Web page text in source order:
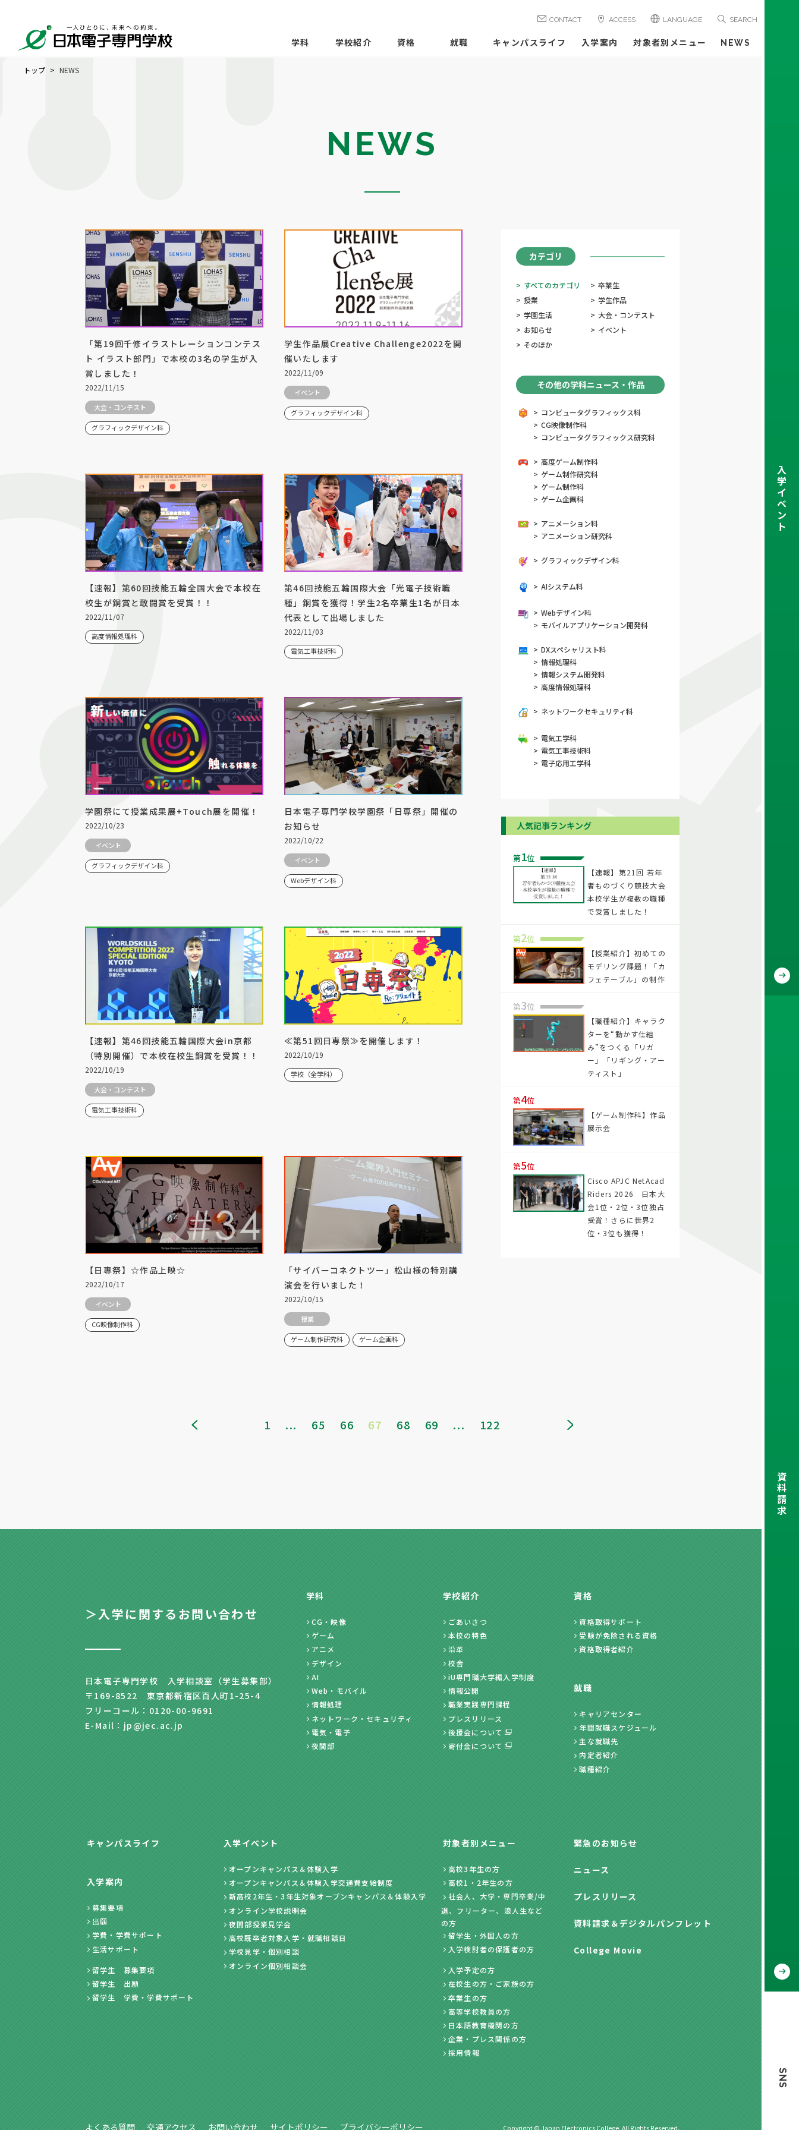
CONTACT ACCESS LANGUAGE SEARCH
学科 学校紹介 資格 就職 キャンパスライフ 入学案内 対象者別メニュー NEWS
トップ NEWS
NEWS
「第19回千修イラストレーションコンテス
ト イラスト部門」で本校の3名の学生が入
賞しました！
2022/11/15
大会・コンテスト
グラフィックデザイン科
学生作品展Creative Challenge2022を開
催いたします
2022/11/09
イベント
グラフィックデザイン科
【速報】第60回技能五輪全国大会で本校在
校生が銅賞と敢闘賞を受賞！！
2022/11/07
高度情報処理科
第46回技能五輪国際大会「光電子技術職
種」銅賞を獲得！学生2名卒業生1名が日本
代表として出場しました
2022/11/03
電気工事技術科
学園祭にて授業成果展+Touch展を開催！
2022/10/23
イベント
グラフィックデザイン科
日本電子専門学校学園祭「日専祭」開催の
お知らせ
2022/10/22
イベント
Webデザイン科
【速報】第46回技能五輪国際大会in京都
（特別開催）で本校在校生銅賞を受賞！！
2022/10/19
大会・コンテスト
電気工事技術科
≪第51回日専祭≫を開催します！
2022/10/19
学校（全学科）
【日專祭】☆作品上映☆
2022/10/17
イベント
CG映像制作科
「サイバーコネクトツー」松山様の特別講
演会を行いました！
2022/10/15
授業
ゲーム制作研究科 ゲーム企画科
1 ... 65 66 67 68 69 ... 122
カテゴリ
> すべてのカテゴリ > 卒業生
> 授業 > 学生作品
> 学園生活 > 大会・コンテスト
> お知らせ > イベント
> そのほか
その他の学科ニュース・作品
> コンピュータグラフィックス科
> CG映像制作科
> コンピュータグラフィックス研究科
> 高度ゲーム制作科
> ゲーム制作研究科
> ゲーム制作科
> ゲーム企画科
> アニメーション科
> アニメーション研究科
> グラフィックデザイン科
> AIシステム科
> Webデザイン科
> モバイルアプリケーション開発科
> DXスペシャリスト科
> 情報処理科
> 情報システム開発科
> 高度情報処理科
> ネットワークセキュリティ科
> 電気工学科
> 電気工事技術科
> 電子応用工学科
人気記事ランキング
第1位
【速報】第21回 若年
者ものづくり競技大会
本校学生が複数の職種
で受賞しました！
第2位
【授業紹介】初めての
モデリング課題！「カ
フェテーブル」の制作
第3位
【職種紹介】キャラク
ターを“動かす仕組
み”をつくる「リガ
ー」「リギング・アー
ティスト」
第4位
【ゲーム制作科】作品
展示会
第5位
Cisco APJC NetAcad
Riders 2026 日本大
会1位・2位・3位独占
受賞！さらに世界2
位・3位も獲得！
＞入学に関するお問い合わせ
日本電子専門学校 入学相談室（学生募集部）
〒169-8522 東京都新宿区百人町1-25-4
フリーコール：0120-00-9691
E-Mail：jp@jec.ac.jp
学科
CG・映像
ゲーム
アニメ
デザイン
AI
Web・モバイル
情報処理
ネットワーク・セキュリティ
電気・電子
夜間部
学校紹介
ごあいさつ
本校の特色
沿革
校舎
iU専門職大学編入学制度
情報公開
職業実践専門課程
プレスリリース
後援会について
寄付金について
資格
資格取得サポート
受験が免除される資格
資格取得者紹介
就職
キャリアセンター
年間就職スケジュール
主な就職先
内定者紹介
職種紹介
キャンパスライフ
入学案内
募集要項
出願
学費・学費サポート
生活サポート
留学生 募集要項
留学生 出願
留学生 学費・学費サポート
入学イベント
オープンキャンパス＆体験入学
オープンキャンパス＆体験入学交通費支給制度
新高校2年生・3年生対象オープンキャンパス＆体験入学
オンライン学校説明会
夜間部授業見学会
高校既卒者対象入学・就職相談日
学校見学・個別相談
オンライン個別相談会
対象者別メニュー
高校3年生の方
高校1・2年生の方
社会人、大学・専門卒業/中
退、フリーター、浪人生など
の方
留学生・外国人の方
入学検討者の保護者の方
入学予定の方
在校生の方・ご家族の方
卒業生の方
高等学校教員の方
日本語教育機関の方
企業・プレス関係の方
採用情報
緊急のお知らせ
ニュース
プレスリリース
資料請求 ＆デジタルパンフレット
College Movie
よくある質問 交通アクセス お問い合わせ サイトポリシー プライバシーポリシー Copyright © Japan Electronics College. All Rights Reserved.
入
学
イ
ベ
ン
ト
資
料
請
求
SNS